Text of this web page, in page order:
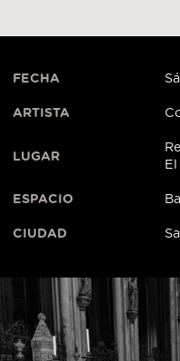
FECHA
ARTISTA
LUGAR
El
ESPACIO
CIUDAD